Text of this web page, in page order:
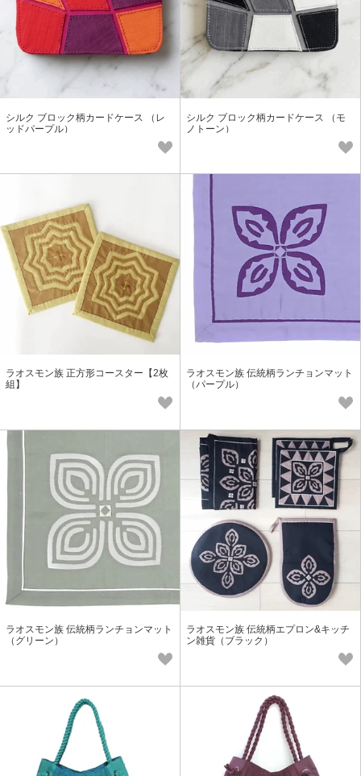
シルク ブロック柄カードケース （レ
ッドパープル）
シルク ブロック柄カードケース （モ
ノトーン）
ラオスモン族 正方形コースター【2枚
組】
ラオスモン族 伝統柄ランチョンマット
（パープル）
ラオスモン族 伝統柄ランチョンマット
（グリーン）
ラオスモン族 伝統柄エプロン&キッチ
ン雑貨（ブラック）